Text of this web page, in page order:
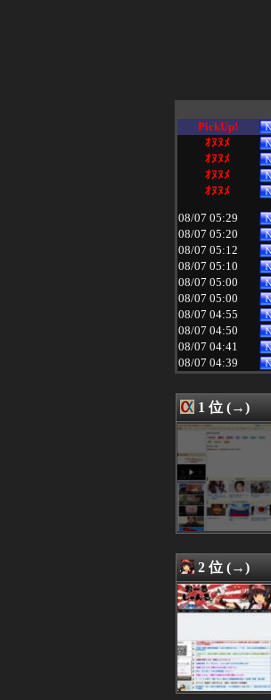
PickUp!
ｵﾇﾇﾒ
ｵﾇﾇﾒ
ｵﾇﾇﾒ
ｵﾇﾇﾒ
08/07 05:29
08/07 05:20
08/07 05:12
08/07 05:10
08/07 05:00
08/07 05:00
08/07 04:55
08/07 04:50
08/07 04:41
08/07 04:39
08/07 04:12
08/07 04:03
08/07 04:00
08/07 04:00
08/07 04:00
08/07 03:55
08/07 03:51
08/07 03:50
08/07 03:41
08/07 03:11
08/07 03:10
08/07 03:03
08/07 03:00
08/07 03:00
08/07 02:55
08/07 02:55
1 位 (→)
2 位 (→)